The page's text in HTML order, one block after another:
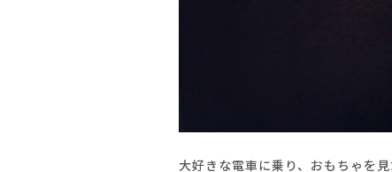
大好きな電車に乗り、おもちゃを